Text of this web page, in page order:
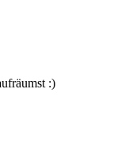
:)